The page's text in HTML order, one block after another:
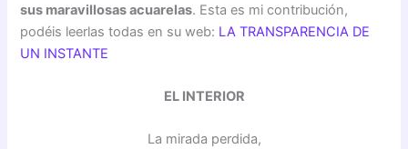
sus maravillosas acuarelas. Esta es mi contribución,
podéis leerlas todas en su web: LA TRANSPARENCIA DE
UN INSTANTE
EL INTERIOR
La mirada perdida,